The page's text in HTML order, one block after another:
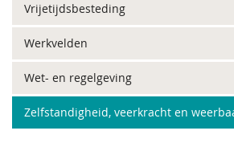
Vrijetijdsbesteding
Werkvelden
Wet- en regelgeving
Zelfstandigheid, veerkracht en